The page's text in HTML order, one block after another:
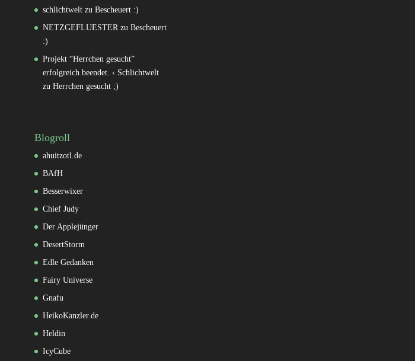
schlichtweltzu Bescheuert :)
NETZGEFLUESTER zu Bescheuert
:)
Projekt “Herrchen gesucht”
erfolgreich beendet. ‹ Schlichtwelt
zu Herrchen gesucht ;)
Blogroll
ahuitzotl.de
BAfH
Besserwixer
Chief Judy
Der Applejünger
DesertStorm
Edle Gedanken
Fairy Universe
Gnafu
HeikoKanzler.de
Heldin
IcyCube